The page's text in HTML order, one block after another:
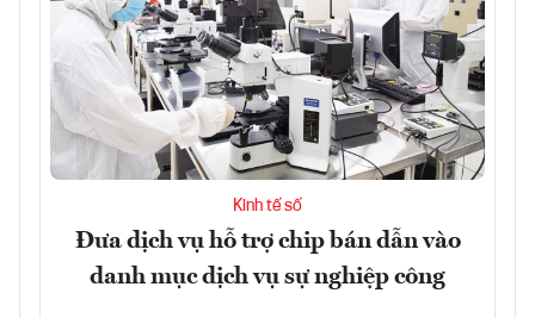
Kinh tế số
Đưa dịch vụ hỗ trợ chip bán dẫn vào
danh mục dịch vụ sự nghiệp công